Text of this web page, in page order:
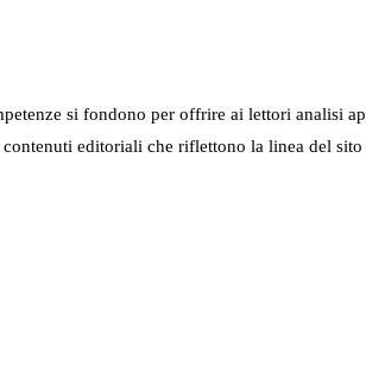
si fondono per offrire ai lettori analisi
editoriali che riflettono la linea del